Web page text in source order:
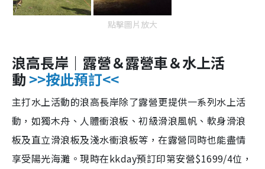
點擊圖片放大
浪高長岸｜露營＆露營車＆水上活
動 >>按此預訂<<
主打水上活動的浪高長岸除了露營更提供一系列水上活
動，如獨木舟、人體衝浪板、初級滑浪風帆、軟身滑浪
板及直立滑浪板及淺水衝浪板等，在露營同時也能盡情
享受陽光海灘。現時在kkday預訂印第安營$1699/4位，